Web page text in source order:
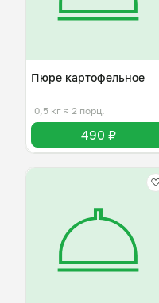
Пюре картофельное
0,5 кг ≈ 2 порц.
490 ₽